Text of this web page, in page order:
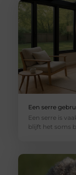
Een serre
Een serre is
blijft het soms